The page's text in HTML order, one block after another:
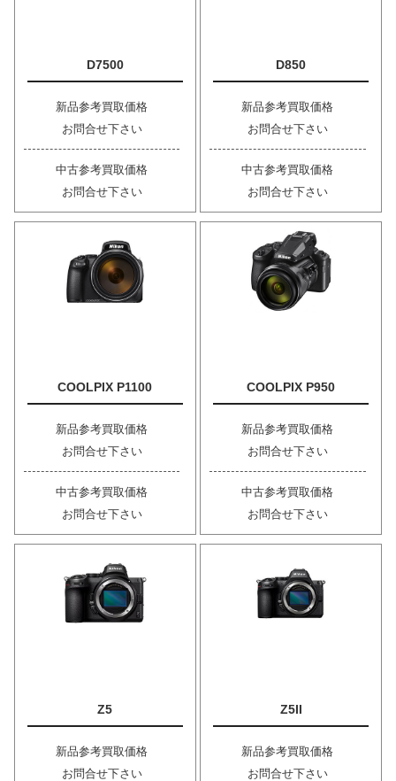
D7500
新品参考買取価格
お問合せ下さい
中古参考買取価格
お問合せ下さい
D850
新品参考買取価格
お問合せ下さい
中古参考買取価格
お問合せ下さい
COOLPIX P1100
新品参考買取価格
お問合せ下さい
中古参考買取価格
お問合せ下さい
COOLPIX P950
新品参考買取価格
お問合せ下さい
中古参考買取価格
お問合せ下さい
Z5
新品参考買取価格
お問合せ下さい
Z5II
新品参考買取価格
お問合せ下さい